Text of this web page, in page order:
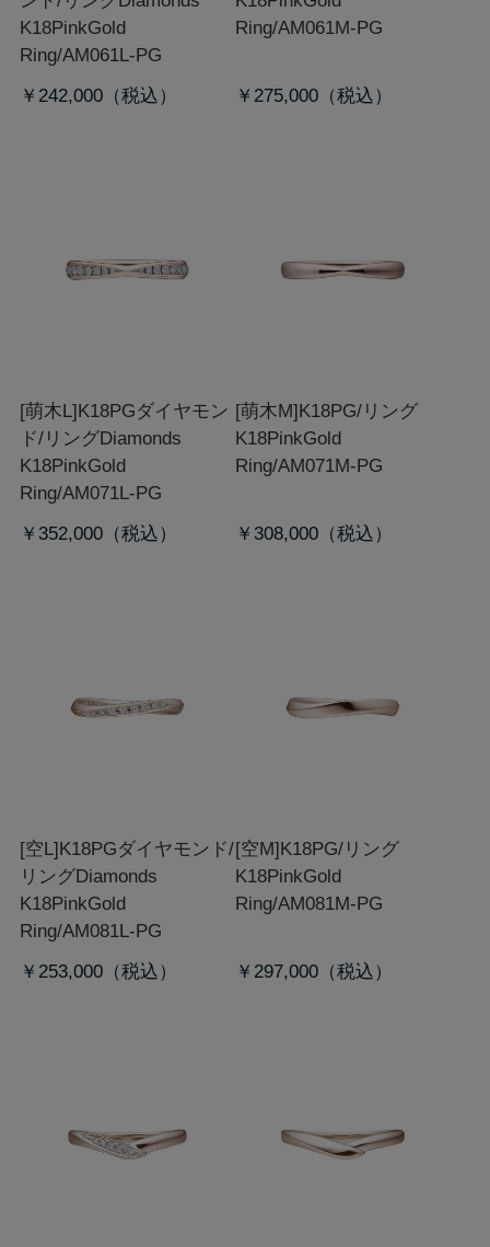
K18PinkGold
Ring/AM061L-PG
￥242,000
Ring/AM061M-PG
￥275,000
[萌木L]K18PGダイヤモン
ド/リングDiamonds
K18PinkGold
Ring/AM071L-PG
￥352,000
[萌木M]K18PG/リング
K18PinkGold
Ring/AM071M-PG
￥308,000
[空L]K18PGダイヤモンド/
リングDiamonds
K18PinkGold
Ring/AM081L-PG
￥253,000
[空M]K18PG/リング
K18PinkGold
Ring/AM081M-PG
￥297,000